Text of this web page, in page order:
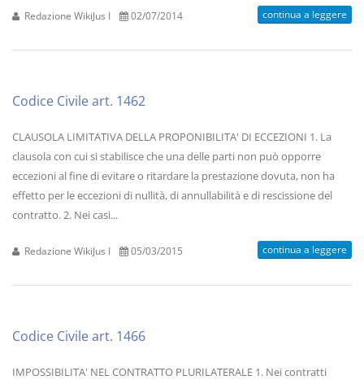
Redazione WikiJus I 02/07/2014 continua a leggere
Codice Civile art. 1462
CLAUSOLA LIMITATIVA DELLA PROPONIBILITA' DI ECCEZIONI 1. La
clausola con cui si stabilisce che una delle parti non può opporre
eccezioni al fine di evitare o ritardare la prestazione dovuta, non ha
effetto per le eccezioni di nullità, di annullabilità e di rescissione del
contratto. 2. Nei casi...
Redazione WikiJus I 05/03/2015 continua a leggere
Codice Civile art. 1466
IMPOSSIBILITA' NEL CONTRATTO PLURILATERALE 1. Nei contratti